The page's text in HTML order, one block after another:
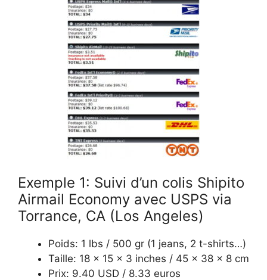
Exemple 1: Suivi d’un colis Shipito
Airmail Economy avec USPS via
Torrance, CA (Los Angeles)
Poids: 1 lbs / 500 gr (1 jeans, 2 t-shirts…)
Taille: 18 x 15 x 3 inches / 45 x 38 x 8 cm
Prix: 9.40 USD / 8.33 euros